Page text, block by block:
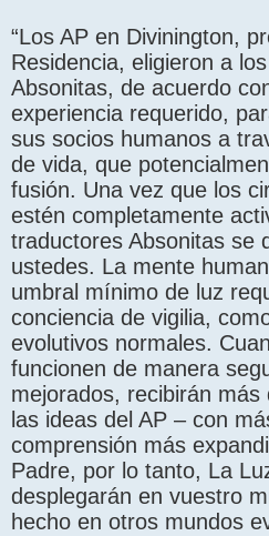
“Los AP en Divinington,
Residencia, eligieron a
Absonitas, de acuerdo
experiencia requerido,
sus socios humanos a
de vida, que
fusión. Una vez que los
estén completamente
traductores Absonitas se
ustedes. La mente
umbral mínimo de luz
conciencia de vigilia,
evolutivos normales.
funcionen de manera
mejorados, recibirán
las ideas del AP – con
comprensión más
Padre, por lo tanto, La
desplegarán en vuestro
hecho en otros mundos